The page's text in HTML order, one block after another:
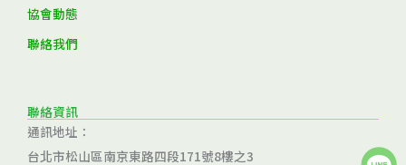
協會動態
聯絡我們
聯絡資訊
通訊地址：
台北市松山區南京東路四段171號8樓之3